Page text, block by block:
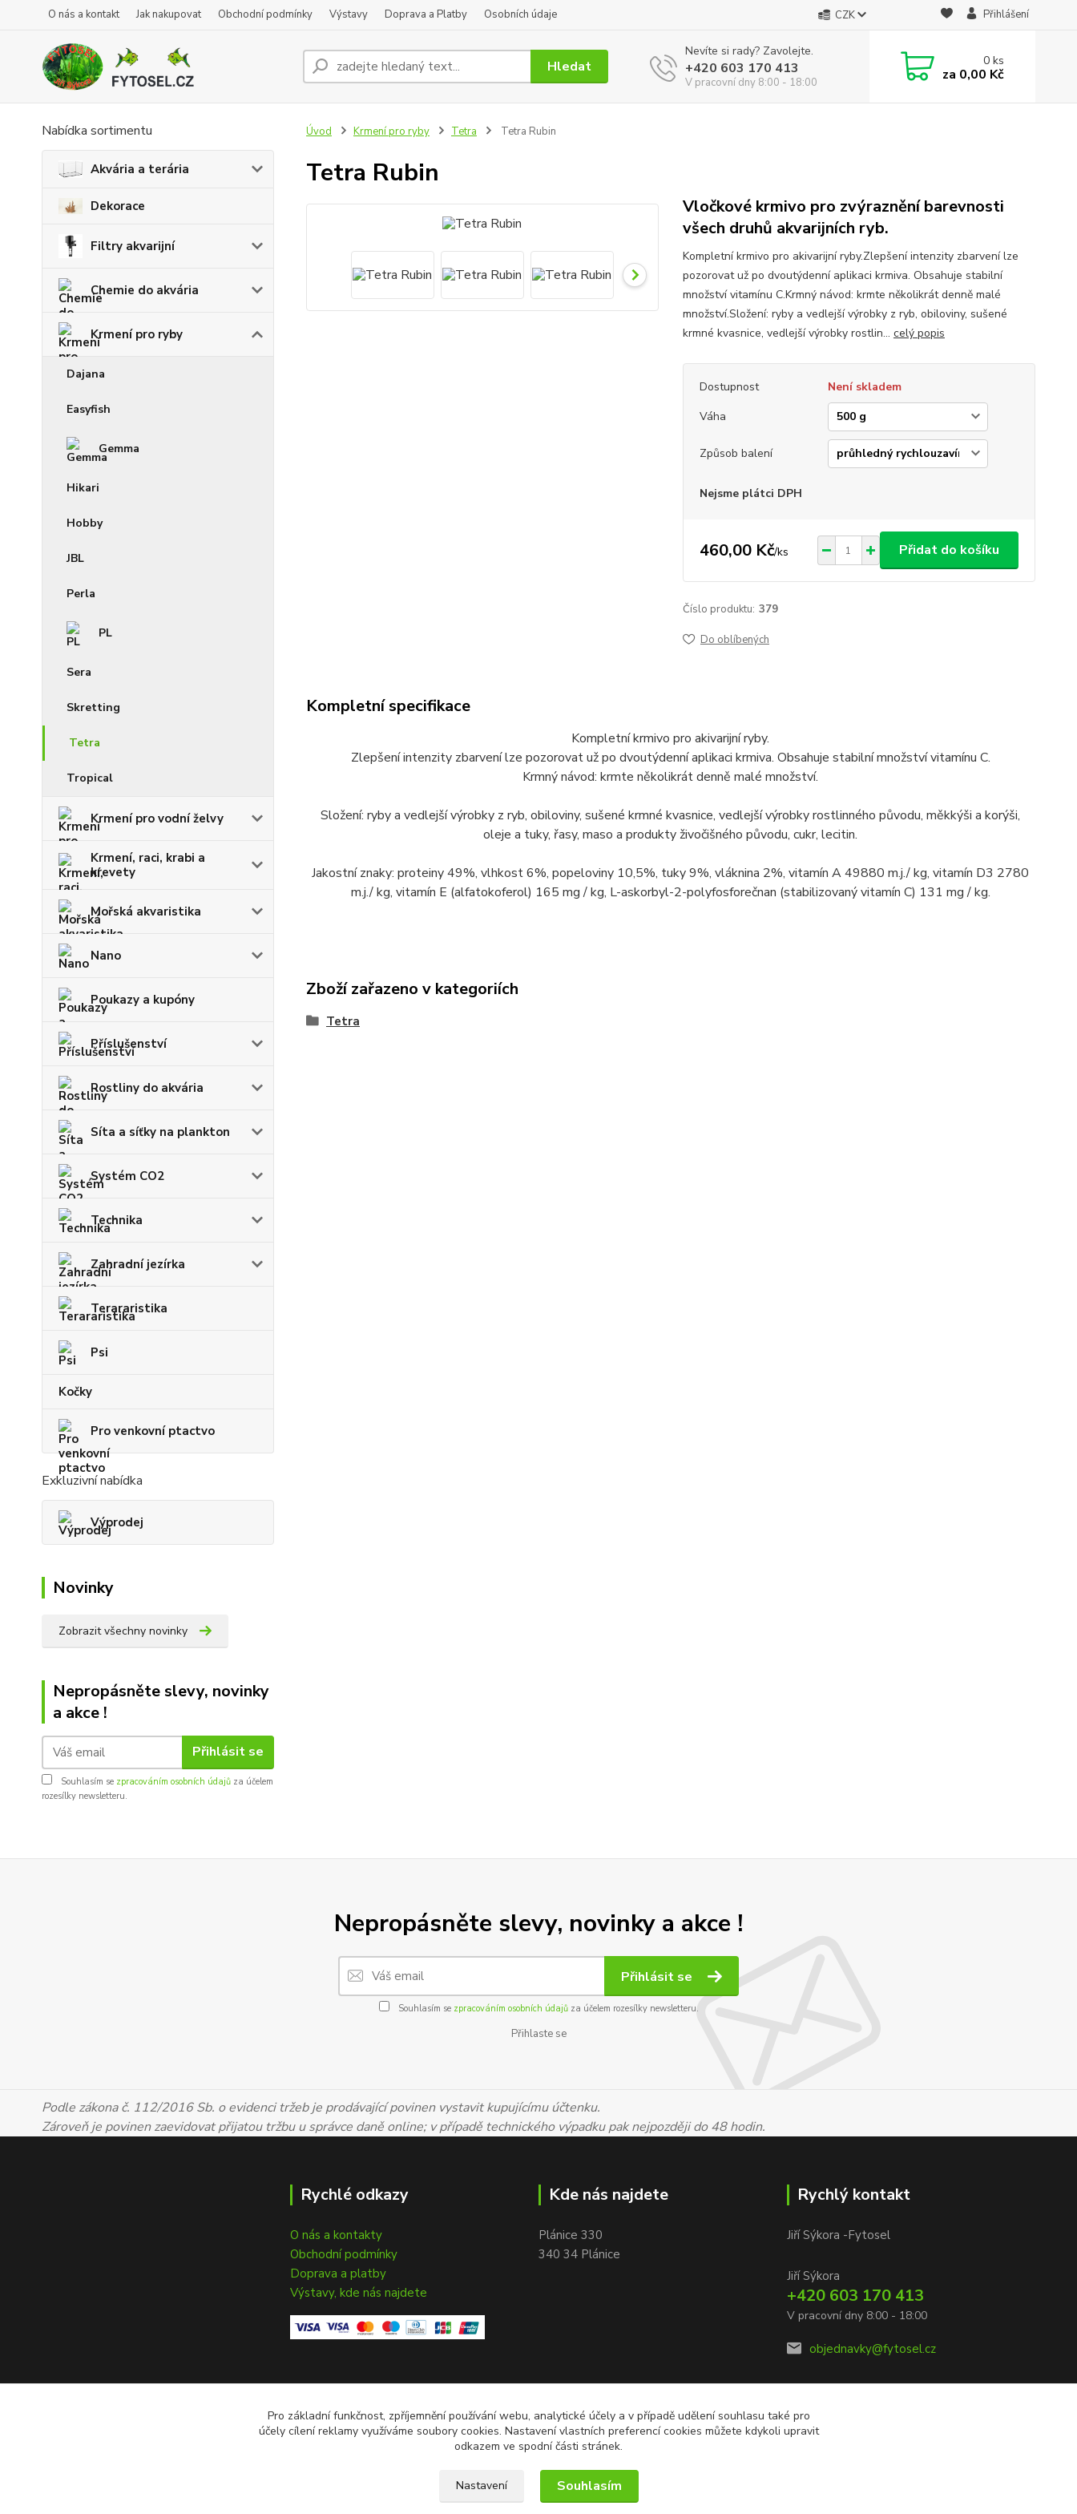
O nás a kontakt Jak nakupovat Obchodní podmínky Výstavy Doprava a Platby Osobních údaje CZK Přihlášení
Hledat
Nevíte si rady? Zavolejte.
+420 603 170 413
V pracovní dny 8:00 - 18:00
0ks
za 0,00 Kč
Nabídka sortimentu
Akvária a terária
Dekorace
Filtry akvarijní
Chemie do akvária
Krmení pro ryby
Dajana
Easyfish
Gemma
Hikari
Hobby
JBL
Perla
PL
Sera
Skretting
Tetra
Tropical
Krmení pro vodní želvy
Krmení, raci, krabi a
krevety
Mořská akvaristika
Nano
Poukazy a kupóny
Příslušenství
Rostliny do akvária
Síta a síťky na plankton
Systém CO2
Technika
Zahradní jezírka
Terararistika
Psi
Kočky
Pro venkovní ptactvo
Exkluzivní nabídka
Výprodej
Novinky
Zobrazit všechny novinky
Nepropásněte slevy, novinky
a akce !
Přihlásit se
Souhlasím se zpracováním osobních údajů za účelem
rozesílky newsletteru.
Úvod Krmení pro ryby Tetra Tetra Rubin
Tetra Rubin
Vločkové krmivo pro zvýraznění barevnosti
všech druhů akvarijních ryb.
Kompletní krmivo pro akivarijní ryby.Zlepšení intenzity zbarvení lze
pozorovat už po dvoutýdenní aplikaci krmiva. Obsahuje stabilní
množství vitamínu C.Krmný návod: krmte několikrát denně malé
množství.Složení: ryby a vedlejší výrobky z ryb, obiloviny, sušené
krmné kvasnice, vedlejší výrobky rostlin... celý popis
Dostupnost
Není skladem
Váha
Způsob balení
Nejsme plátci DPH
460,00 Kč/ks Přidat do košíku
Číslo produktu: 379
Do oblíbených
Kompletní specifikace
Kompletní krmivo pro akivarijní ryby.
Zlepšení intenzity zbarvení lze pozorovat už po dvoutýdenní aplikaci krmiva. Obsahuje stabilní množství vitamínu C.
Krmný návod: krmte několikrát denně malé množství.
Složení: ryby a vedlejší výrobky z ryb, obiloviny, sušené krmné kvasnice, vedlejší výrobky rostlinného původu, měkkýši a korýši,
oleje a tuky, řasy, maso a produkty živočišného původu, cukr, lecitin.
Jakostní znaky: proteiny 49%, vlhkost 6%, popeloviny 10,5%, tuky 9%, vláknina 2%, vitamín A 49880 m.j./ kg, vitamín D3 2780
m.j./ kg, vitamín E (alfatokoferol) 165 mg / kg, L-askorbyl-2-polyfosforečnan (stabilizovaný vitamín C) 131 mg / kg.
Zboží zařazeno v kategoriích
Tetra
Nepropásněte slevy, novinky a akce !
Přihlásit se
Souhlasím se zpracováním osobních údajůza účelem rozesílky newsletteru.
Přihlaste se
Podle zákona č. 112/2016 Sb. o evidenci tržeb je prodávající povinen vystavit kupujícímu účtenku.
Zároveň je povinen zaevidovat přijatou tržbu u správce daně online; v případě technického výpadku pak nejpozději do 48 hodin.
Rychlé odkazy
O nás a kontakty
Obchodní podmínky
Doprava a platby
Výstavy, kde nás najdete
Kde nás najdete
Plánice 330
340 34 Plánice
Rychlý kontakt
Jiří Sýkora -Fytosel
Jiří Sýkora
+420 603 170 413
V pracovní dny 8:00 - 18:00
objednavky@fytosel.cz
Pro základní funkčnost, zpříjemnění používání webu, analytické účely a v případě udělení souhlasu také pro
účely cílení reklamy využíváme soubory cookies. Nastavení vlastních preferencí cookies můžete kdykoli upravit
odkazem ve spodní části stránek.
Nastavení Souhlasím